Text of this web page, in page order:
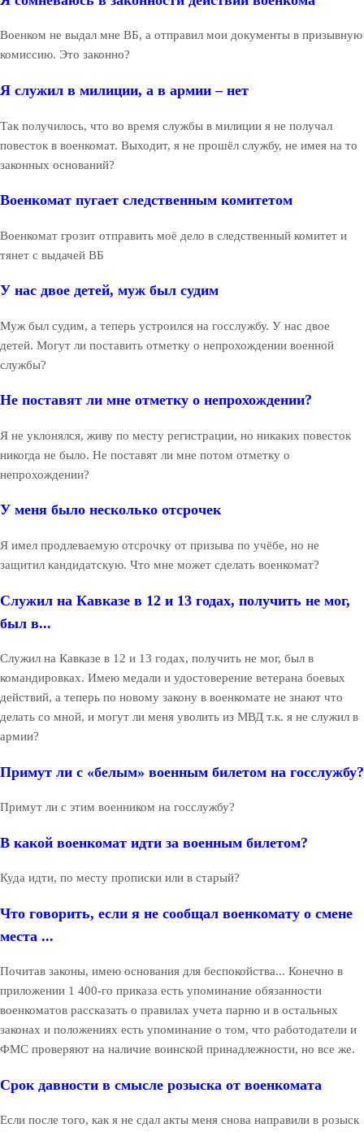
Военком не выдал мне ВБ, а отправил мои документы в призывную
комиссию. Это законно?
Я служил в милиции, а в армии – нет
Так получилось, что во время службы в милиции я не получал
повесток в военкомат. Выходит, я не прошёл службу, не имея на то
законных оснований?
Военкомат пугает следственным комитетом
Военкомат грозит отправить моё дело в следственный комитет и
тянет с выдачей ВБ
У нас двое детей, муж был судим
Муж был судим, а теперь устроился на госслужбу. У нас двое
детей. Могут ли поставить отметку о непрохождении военной
службы?
Не поставят ли мне отметку о непрохождении?
Я не уклонялся, живу по месту регистрации, но никаких повесток
никогда не было. Не поставят ли мне потом отметку о
непрохождении?
У меня было несколько отсрочек
Я имел продлеваемую отсрочку от призыва по учёбе, но не
защитил кандидатскую. Что мне может сделать военкомат?
Служил на Кавказе в 12 и 13 годах, получить не мог,
был в...
Служил на Кавказе в 12 и 13 годах, получить не мог, был в
командировках. Имею медали и удостоверение ветерана боевых
действий, а теперь по новому закону в военкомате не знают что
делать со мной, и могут ли меня уволить из МВД т.к. я не служил в
армии?
Примут ли с «белым» военным билетом на госслужбу?
Примут ли с этим военником на госслужбу?
В какой военкомат идти за военным билетом?
Куда идти, по месту прописки или в старый?
Что говорить, если я не сообщал военкомату о смене
места ...
Почитав законы, имею основания для беспокойства... Конечно в
приложении 1 400-го приказа есть упоминание обязанности
военкоматов рассказать о правилах учета парню и в остальных
законах и положениях есть упоминание о том, что работодатели и
ФМС проверяют на наличие воинской принадлежности, но все же.
Срок давности в смысле розыска от военкомата
Если после того, как я не сдал акты меня снова направили в розыск